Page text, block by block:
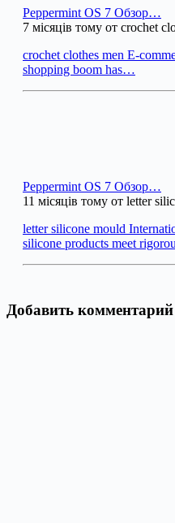
Peppermint OS 7 Обзор…
7 місяців тому от crochet
crochet clothes men E-
shopping boom has…
Peppermint OS 7 Обзор…
11 місяців тому от letter
letter silicone mould
silicone products meet
Добавить комментарий